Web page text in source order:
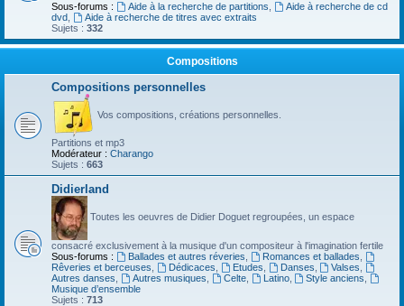
Sous-forums : Aide à la recherche de partitions
Aide à recherche de cd
dvd
Aide à recherche de titres avec extraits
Sujets : 332
Compositions
Compositions personnelles
Vos compositions, créations personnelles.
Partitions et mp3
Modérateur : Charango
Sujets : 663
Didierland
Toutes les oeuvres de Didier Doguet regroupées, un espace
consacré exclusivement à la musique d'un compositeur à l'imagination fertile
Sous-forums :
Ballades et autres réveries Romances et ballades
Rêveries et berceuses
Dédicaces Etudes Danses Valses
Autres danses
Autres musiques Celte, Latino, Style anciens
Musique d’ensemble
Sujets : 713